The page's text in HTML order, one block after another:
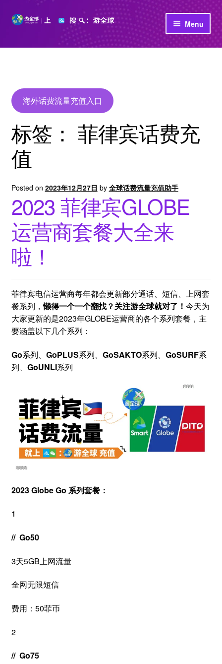
Skip
Skip
Menu
首页
公司介绍
海外话费流量充值入口
标签： 菲律宾话费充
值
Posted on 2023年12月27日 by 全球话费流量充值助手
2023 菲律宾GLOBE
运营商套餐大全来
啦！
菲律宾电信运营商每年都会更新部分通话、短信、上网套
餐系列，懒得一个一个翻找？关注游全球就对了！ 今天为
大家更新的是2023年GLOBE运营商的各个系列套餐，主
要涵盖以下几个系列：
Go系列、 GoPLUS系列、 GoSAKTO系列、 GoSURF系
列、 GoUNLI系列
2023 Globe Go 系列套餐：
1
// Go50
3天5GB上网流量
全网无限短信
费用：50菲币
2
// Go75